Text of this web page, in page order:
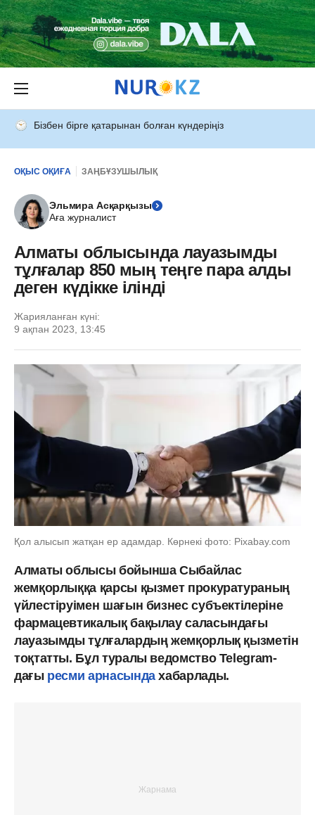
Бізбен бірге қатарынан болған күндеріңіз
ОҚЫС ОҚИҒА ЗАҢБҰЗУШЫЛЫҚ
Эльмира Асқарқызы
Аға журналист
Алматы облысында лауазымды
тұлғалар 850 мың теңге пара алды
деген күдікке ілінді
Жарияланған күні:
9 ақпан 2023, 13:45
Қол алысып жатқан ер адамдар. Көрнекі фото: Pixabay.com
Алматы облысы бойынша Cыбайлас
жемқорлыққа қарсы қызмет прокуратураның
үйлестіруімен шағын бизнес субъектілеріне
фармацевтикалық бақылау саласындағы
лауазымды тұлғалардың жемқорлық қызметін
тоқтатты. Бұл туралы ведомство Telegram-
дағы ресми арнасындахабарлады.